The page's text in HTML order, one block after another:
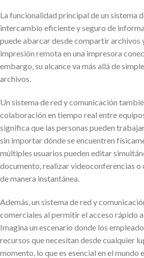
La funcionalidad principal de un sistema
intercambio eficiente y seguro de
puede abarcar desde compartir archivos
impresión remota en una impresora
embargo, su alcance va más allá de
archivos.
Un sistema de red y comunicación
colaboración en tiempo real entre
significa que las personas pueden
sin importar dónde se encuentren
múltiples usuarios pueden editar
documento, realizar videoconferencias
de manera instantánea.
Además, un sistema de red y
comerciales al permitir el acceso rápido
Imagina un escenario donde los
recursos que necesitan desde cualquier
momento, lo que es esencial en el mundo